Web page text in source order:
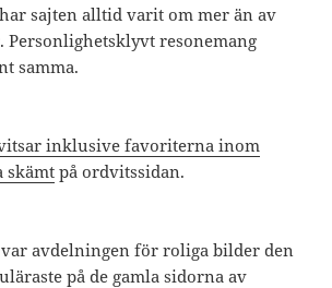
sajten alltid varit om mer än av
Personlighetsklyvt resonemang
samma.
inklusive favoriterna inom
skämt på ordvitssidan.
avdelningen för roliga bilder den
på de gamla sidorna av